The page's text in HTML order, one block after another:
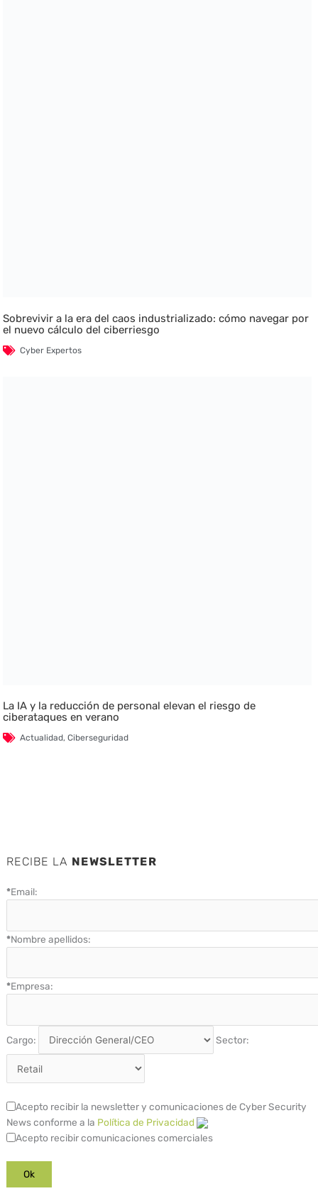
Sobrevivir a la era del caos industrializado: cómo navegar por
el nuevo cálculo del ciberriesgo
Cyber Expertos
La IA y la reducción de personal elevan el riesgo de
ciberataques en verano
Actualidad,Ciberseguridad
RECIBE LA NEWSLETTER
*Email:
*Nombre apellidos:
*Empresa:
Cargo: Sector:
Acepto recibir la newsletter y comunicaciones de Cyber Security
News conforme a la Política de Privacidad
Acepto recibir comunicaciones comerciales